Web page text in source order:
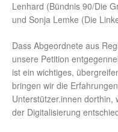
Lenhard (Bündnis 90/Die
und Sonja Lemke (Die
Dass Abgeordnete aus
unsere Petition
ist ein wichtiges,
bringen wir die
Unterstützer.innen dorthin,
der Digitalisierung